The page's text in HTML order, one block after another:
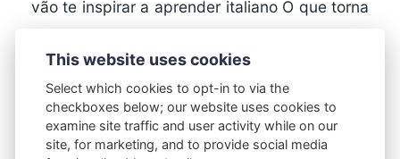
vão te inspirar a aprender italiano O que torna
FULL STORY
This website uses cookies
Select which cookies to opt-in to via the
checkboxes below; our website uses cookies to
examine site traffic and user activity while on our
site, for marketing, and to provide social media